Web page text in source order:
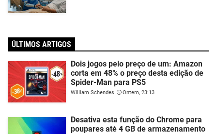
ÚLTIMOS ARTIGOS
Dois jogos pelo preço de um: Amazon
corta em 48% o preço desta edição de
Spider-Man para PS5
William Schendes Ontem, 23:13
Desativa esta função do Chrome para
poupares até 4 GB de armazenamento